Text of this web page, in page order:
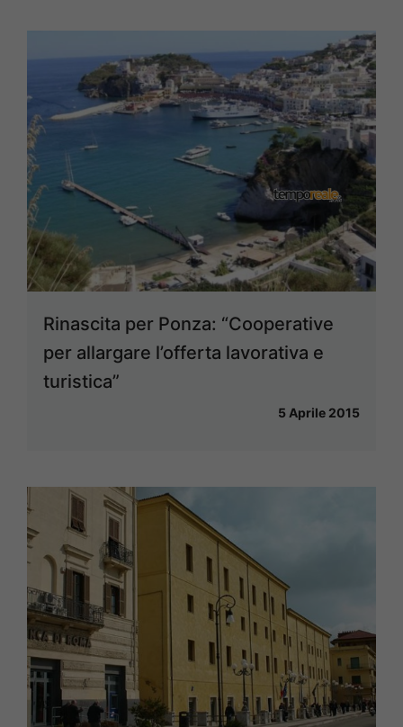
Rinascita per Ponza: “Cooperative
per allargare l’offerta lavorativa e
turistica”
5 Aprile 2015